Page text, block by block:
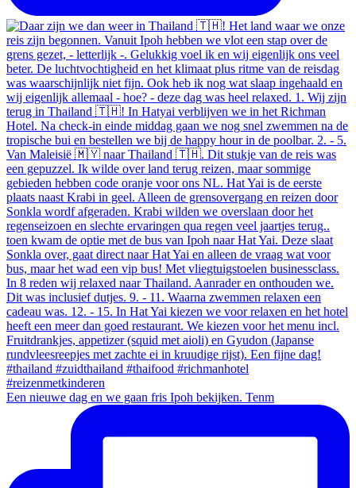
Een nieuwe dag en we gaan fris Ipoh bekijken. Tenm